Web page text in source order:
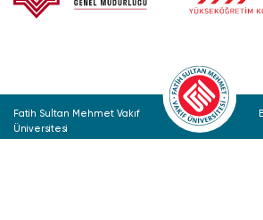
Fatih Sultan Mehmet Vakıf
Üniversitesi